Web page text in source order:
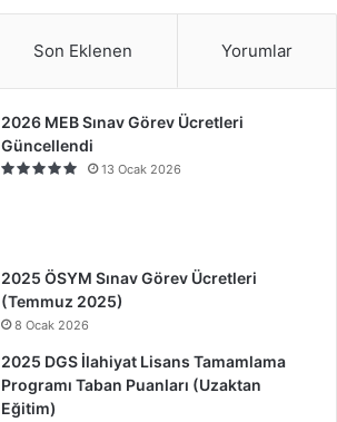
Son Eklenen Yorumlar
2026 MEB Sınav Görev Ücretleri
Güncellendi
13 Ocak 2026
2025 ÖSYM Sınav Görev Ücretleri
(Temmuz 2025)
8 Ocak 2026
2025 DGS İlahiyat Lisans Tamamlama
Programı Taban Puanları (Uzaktan
Eğitim)